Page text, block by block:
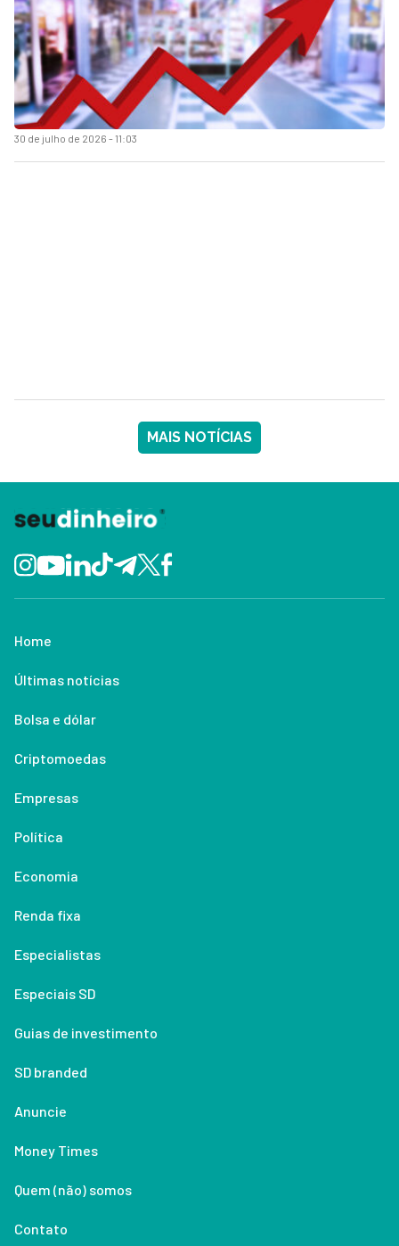
30 de julho de 2026 - 11:03
MAIS NOTÍCIAS
Home
Últimas notícias
Bolsa e dólar
Criptomoedas
Empresas
Política
Economia
Renda fixa
Especialistas
Especiais SD
Guias de investimento
SD branded
Anuncie
Money Times
Quem (não) somos
Contato